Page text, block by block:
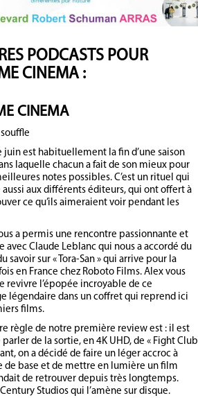
PODCASTS POUR
CINEMA :
CINEMA
juin est habituellement la fin d’une saison
laquelle chacun a fait de son mieux pour
notes possibles. C’est un rituel qui
aussi aux différents éditeurs, qui ont offert à
ce qu’ils aimeraient voir pendant les
a permis une rencontre passionnante et
avec Claude Leblanc qui nous a accordé du
savoir sur « Tora-San » qui arrive pour la
en France chez Roboto Films. Alex vous
revivre l’épopée incroyable de ce
légendaire dans un coffret qui reprend ici
films.
règle de notre première review est : il est
de la sortie, en 4K UHD, de « Fight Club
on a décidé de faire un léger accroc à
de base et de mettre en lumière un film
de retrouver depuis très longtemps.
Studios qui l’amène sur disque.